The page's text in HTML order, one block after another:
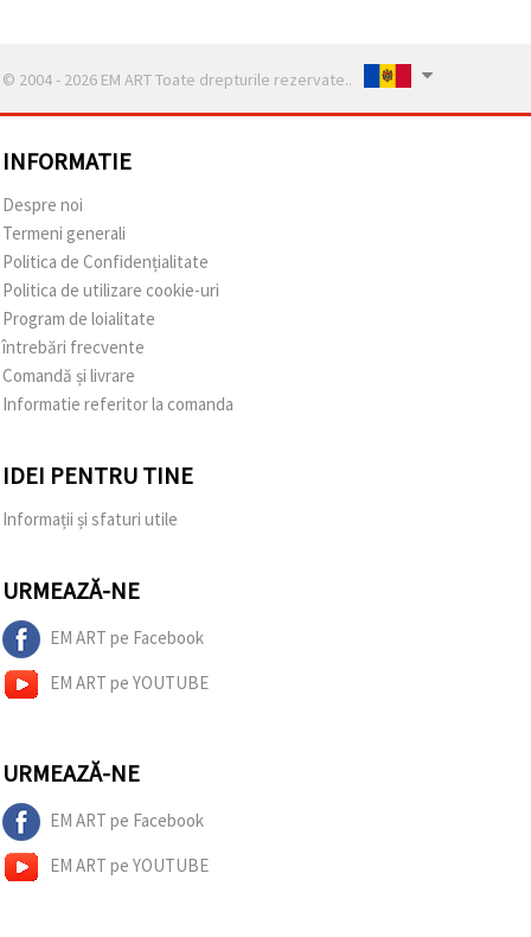
© 2004 - 2026 EM ART Toate drepturile rezervate..
INFORMATIE
Despre noi
Termeni generali
Politica de Confidențialitate
Politica de utilizare cookie-uri
Program de loialitate
întrebări frecvente
Comandă și livrare
Informatie referitor la comanda
IDEI PENTRU TINE
Informații și sfaturi utile
URMEAZĂ-NE
EM ART pe Facebook
EM ART pe YOUTUBE
URMEAZĂ-NE
EM ART pe Facebook
EM ART pe YOUTUBE